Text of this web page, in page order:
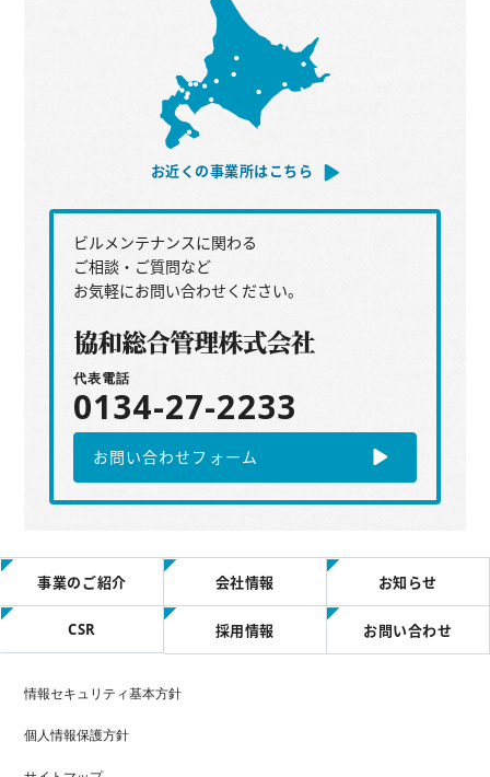
お近くの事業所はこちら
ビルメンテナンスに関わる
ご相談・ご質問など
お気軽にお問い合わせください。
代表電話
0134-27-2233
お問い合わせフォーム
事業のご紹介 会社情報 お知らせ
CSR 採用情報 お問い合わせ
情報セキュリティ基本方針
個人情報保護方針